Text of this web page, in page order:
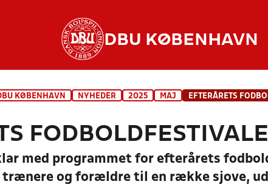
DBU KØBENHAVN
KØBENHAVN NYHEDER 2025 MAJ EFTERÅRETS
klar med programmet for efterårets
trænere og forældre til en række sjove,